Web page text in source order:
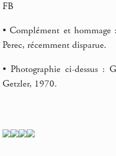
FB
• Complément et
Perec, récemment disparue.
• Photographie ci-dessus :
Getzler, 1970.